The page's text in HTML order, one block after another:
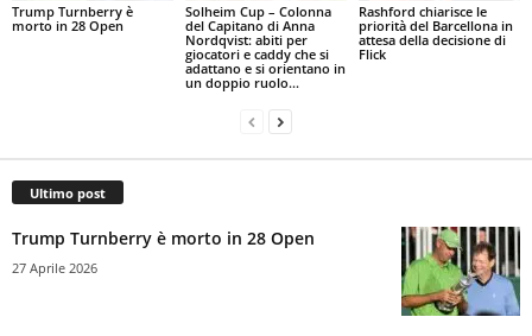
Trump Turnberry è
morto in 28 Open
Solheim Cup – Colonna
del Capitano di Anna
Nordqvist: abiti per
giocatori e caddy che si
adattano e si orientano in
un doppio ruolo...
Rashford chiarisce le
priorità del Barcellona in
attesa della decisione di
Flick
Ultimo post
Trump Turnberry è morto in 28 Open
27 Aprile 2026